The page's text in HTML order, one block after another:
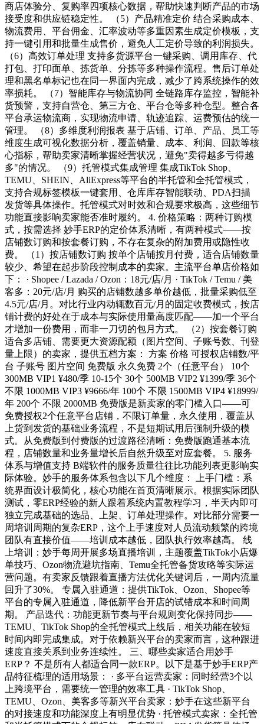
商店体验分、复购率四项核心数据，帮助快速判断产品的市场
接受度和供应链稳定性。 （5）产品精准定价 结合采购成本、
物流费用、平台佣金、汇率波动等多重因素生成定价模板，支
持一键引用和批量生成售价，避免人工定价导致的利润损失。
（6）高效订单处理 支持多货源平台一键采购、调用库存、代
打包、打印面单、拣货单、分拣等多种操作流程。售后订单处
理和黑名单标记也在同一界面内完成，减少了跨系统操作的效
率损耗。 （7）智能库存与物流协同 全链路库存监控，智能补
货预警，支持自营仓、第三方仓、平台仓等多种仓型。整合各
平台承运物流商，实现物流申请、轨迹追踪、运费预估的统一
管理。 （8）多维度利润报表 基于店铺、订单、产品、员工等
维度生成可视化数据分析，覆盖销量、成本、利润、回款等核
心指标，帮助卖家清晰掌握经营状况，避免"卖得越多亏得越
多"的情况。 （9）托管模式集成管理 集成TikTok Shop、
TEMU、SHEIN、AliExpress等平台的半托管和全托管模式，
支持合规标签模板一键套用、仓库库存智能联动、PDA扫描
发货等具体操作。托管模式对时效和合规要求极高，这些细节
功能直接影响卖家能否准时履约。 4. 价格策略：两种订购模
式，按需选择 妙手ERP的定价体系清晰，有两种模式——按
店铺数订购和按套餐订购，不存在复杂的附加费用或隐性收
费。 （1）按店铺数订购 按单个店铺按月付费，适合店铺数量
较少、希望在起步阶段控制成本的卖家。主流平台单店价格如
下： · Shopee / Lazada / Ozon：18元/店/月 · TikTok / Temu / 美
客多：20元/店/月 购买的店铺数越多单价越低，批量采购低至
4.5元/店/月。对比行业内动辄数百元/月的固定收费模式，按店
铺计费的好处在于成本与实际使用量高度匹配——加一个平台
才增加一份费用，而非一刀切的包月方式。 （2）按套餐订购
适合多店铺、需要更大资源配额（图片空间、子账号数、刊登
量上限）的卖家，提供五档方案： 方案 价格 可授权店铺数/平
台 子账号 图片空间 免费版 永久免费 2个（任意平台） 10个
300MB VIP1 ¥480/季 10-15个 30个 500MB VIP2 ¥1399/季 36个
不限 1000MB VIP3 ¥9666/年 100个 不限 1500MB VIP4 ¥18999/
年 200个 不限 2000MB 免费版是新卖家的零门槛入口——可
免费授权2个任意平台店铺，不限订单量，永久使用，覆盖从
上货到发货的基础业务流程，不是短期试用后强制升级的模
式。从免费版到付费版的过渡路径清晰：免费版跑通基本流
程，店铺数量和业务量增长后自然升级至对应套餐。 5. 服务
体系与增值支持 B端软件的服务质量往往比功能列表更影响实
际体验。妙手的服务体系包含以下几个维度： 上手门槛：系
统界面设计极简化，核心功能在首页清晰展示。根据实际团队
测试，零ERP经验的新人跟着系统内置教程学习，半天内即可
独立完成基础的选品、上架、订单处理操作。对比部分需要一
周培训周期的复杂ERP，这个上手速度对人员流动频繁的跨境
团队有直接价值——培训成本越低，团队执行效率越高。 线
上培训：妙手每周开展多场直播培训，主题覆盖TikTok小店爆
单技巧、Ozon物流避坑指南、Temu全托管备货攻略等实际运
营问题。有卖家反馈跟着直播方法优化关键词后，一周内流量
回升了30%。 专属入驻通道：提供TikTok、Ozon、Shopee等
平台的专属入驻通道，降低新平台开店的试错成本和时间周
期。 产品迭代：功能更新节奏与平台规则变化保持同步——
TEMU、TikTok Shop的全托管模式上线后，相关功能在较短
时间内即完成集成。对于依赖新兴平台的卖家而言，这种跟进
速度直接关系到业务连续性。 三、哪些卖家适合用妙手
ERP？ 不是所有人都适合同一款ERP。以下是基于妙手ERP产
品特征梳理的适用场景： · 多平台运营卖家：同时经营3个以
上跨境平台，需要统一管理的效率工具 · TikTok Shop、
TEMU、Ozon、美客多等新兴平台卖家：妙手在这些新平台
的对接速度和功能深度上有明显优势 · 托管模式卖家：全托管